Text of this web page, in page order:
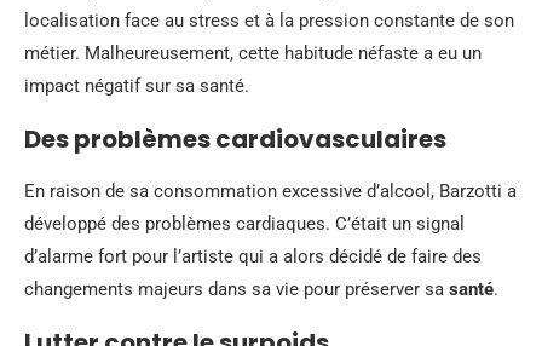
localisation face au stress et à la pression constante de son
métier. Malheureusement, cette habitude néfaste a eu un
impact négatif sur sa santé.
Des problèmes cardiovasculaires
En raison de sa consommation excessive d’alcool, Barzotti a
développé des problèmes cardiaques. C’était un signal
d’alarme fort pour l’artiste qui a alors décidé de faire des
changements majeurs dans sa vie pour préserver sa santé.